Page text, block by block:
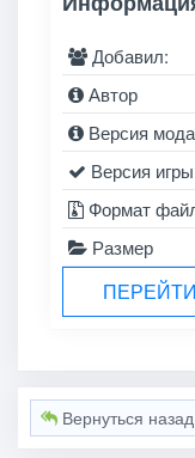
Добавил:
Автор
Версия мода
Версия игры
Формат
Размер
Вернуться назад